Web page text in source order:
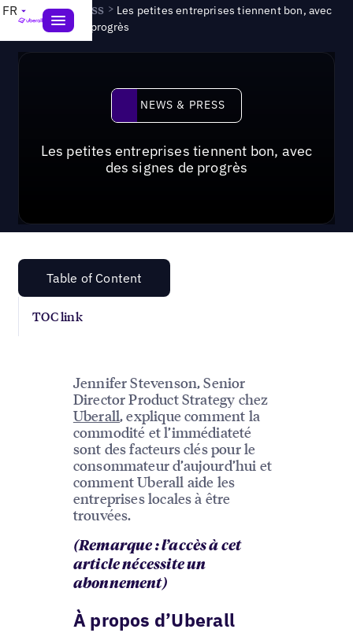
FR News & Press > Les petites entreprises tiennent bon, avec
des signes de progrès
News & Press
NEWS & PRESS
Les petites entreprises tiennent bon, avec
des signes de progrès
Table of Content
TOC link
Jennifer Stevenson, Senior
Director Product Strategy chez
Uberall, explique comment la
commodité et l’immédiateté
sont des facteurs clés pour le
consommateur d’aujourd’hui et
comment Uberall aide les
entreprises locales à être
trouvées.
(Remarque : l’accès à cet
article nécessite un
abonnement)
À propos d’Uberall